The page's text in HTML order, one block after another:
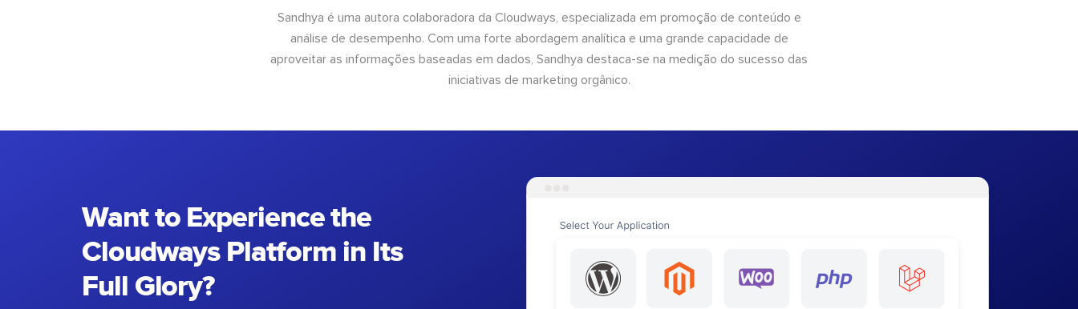
Sandhya é uma autora colaboradora da Cloudways, especializada em promoção de conteúdo e
análise de desempenho. Com uma forte abordagem analítica e uma grande capacidade de
aproveitar as informações baseadas em dados, Sandhya destaca-se na medição do sucesso das
iniciativas de marketing orgânico.
Want to Experience the
Cloudways Platform in Its
Full Glory?